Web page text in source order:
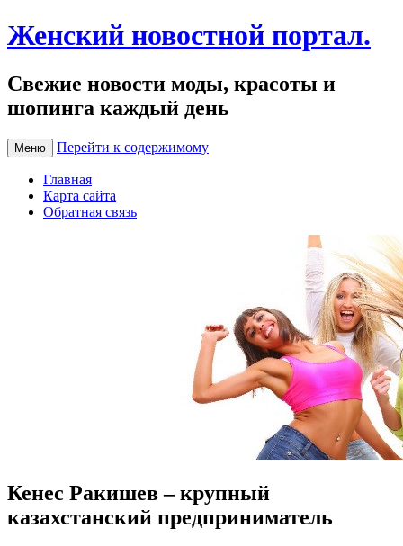
Женский новостной портал.
Свежие новости моды, красоты и
шопинга каждый день
Меню Перейти к содержимому
Главная
Карта сайта
Обратная связь
Кенес Ракишев – крупный
казахстанский предприниматель